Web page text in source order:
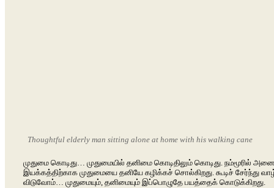
Thoughtful elderly man sitting alone at home with his walking cane
முதுமை கொடிது… முதுமையில் தனிமை கொடிதிலும் கொடிது. நம்மூரில்
இயக்கத்திற்காக முதுமையை தனியே கழிக்கச் சொல்கிறது. கூடிச் சேர்ந்து
விடுவோம்… முதுமையும், தனிமையும் இப்பொழுதே பயத்தைக் கொடுக்கிறது.